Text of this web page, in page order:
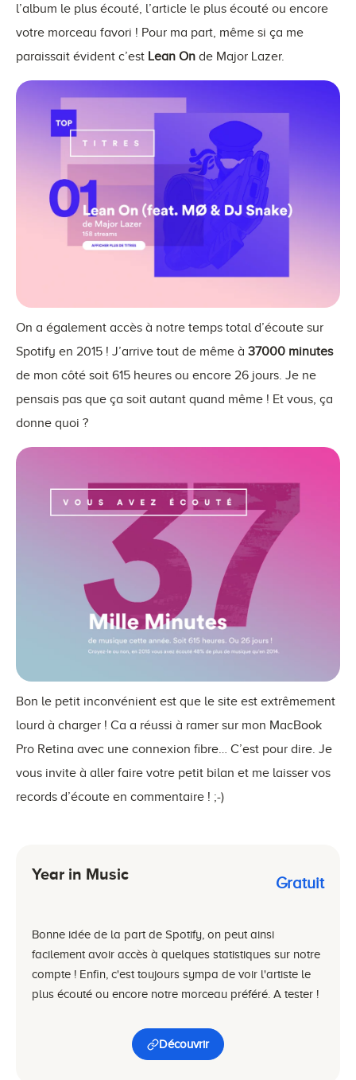
l’album le plus écouté, l’article le plus écouté ou encore
votre morceau favori ! Pour ma part, même si ça me
paraissait évident c’est Lean On de Major Lazer.
On a également accès à notre temps total d’écoute sur
Spotify en 2015 ! J’arrive tout de même à 37000 minutes
de mon côté soit 615 heures ou encore 26 jours. Je ne
pensais pas que ça soit autant quand même ! Et vous, ça
donne quoi ?
Bon le petit inconvénient est que le site est extrêmement
lourd à charger ! Ca a réussi à ramer sur mon MacBook
Pro Retina avec une connexion fibre… C’est pour dire. Je
vous invite à aller faire votre petit bilan et me laisser vos
records d’écoute en commentaire ! ;-)
Year in Music Gratuit
Bonne idée de la part de Spotify, on peut ainsi
facilement avoir accès à quelques statistiques sur notre
compte ! Enfin, c'est toujours sympa de voir l'artiste le
plus écouté ou encore notre morceau préféré. A tester !
Découvrir